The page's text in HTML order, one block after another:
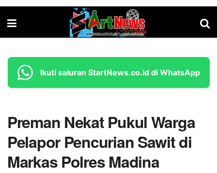
Ikuti saluran StartNews.co.id di WhatsApp
Preman Nekat Pukul Warga
Pelapor Pencurian Sawit di
Markas Polres Madina